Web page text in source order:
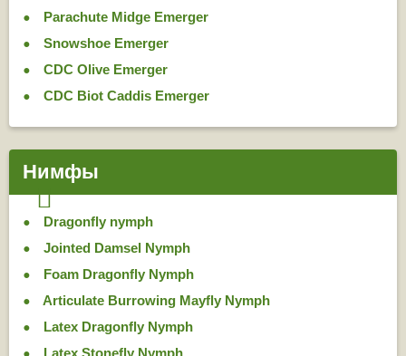
Parachute Midge Emerger
Snowshoe Emerger
CDC Olive Emerger
CDC Biot Caddis Emerger
Нимфы
Dragonfly nymph
Jointed Damsel Nymph
Foam Dragonfly Nymph
Articulate Burrowing Mayfly Nymph
Latex Dragonfly Nymph
Latex Stonefly Nymph